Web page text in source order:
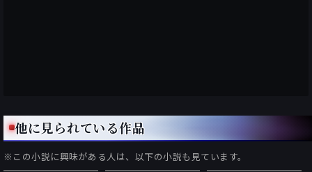
他に見られている作品
※この小説に興味がある人は、以下の小説も見ています。